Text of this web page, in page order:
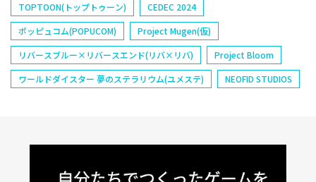
TOPTOON(トップトゥーン)
CEDEC 2024
ポッピュコム(POPUCOM)
Project Mugen(仮)
リバースブルー×リバースエンド(リバ×リバ)
Project Bloom
ワールドダイスター 夢のステラリウム(ユメステ)
NEOFID STUDIOS